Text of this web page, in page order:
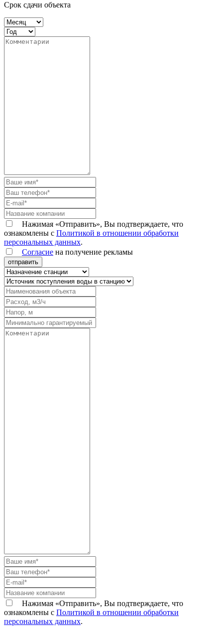
Срок сдачи объекта
Нажимая «Отправить», Вы подтверждаете, что
ознакомлены с Политикой в отношении обработки
персональных данных.
Согласие на получение рекламы
отправить
Нажимая «Отправить», Вы подтверждаете, что
ознакомлены с Политикой в отношении обработки
персональных данных.